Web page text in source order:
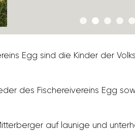
Egg sind die Kinder der
des Fische­rei­ver­eins Egg
auf launige und